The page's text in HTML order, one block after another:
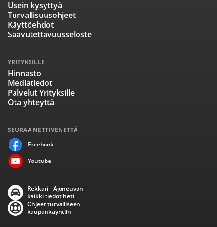
SEURAA NETTIVENETTÄ
Facebook
Youtube
Usein kysyttyä
Turvallisuusohjeet
Käyttöehdot
Saavutettavuusseloste
YRITYKSILLE
Hinnasto
Mediatiedot
Palvelut Yrityksille
Ota yhteyttä
Rekkari - Ajoneuvon
kaikki tiedot heti
Ohjeet turvalliseen
kaupankäyntiin